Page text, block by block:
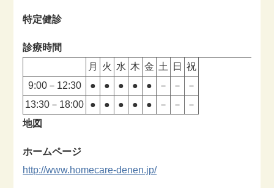
特定健診
診療時間
月
火 水 木 金 土 日
祝
9:00－12:30
● ● ● ● ● － －
－
13:30－18:00
● ● ● ● ● － －
－
地図
ホームページ
http://www.homecare-denen.jp/